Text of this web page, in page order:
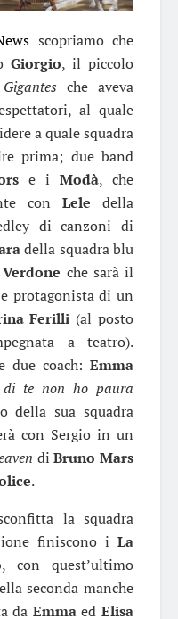
scopriamo che
Giorgio, il piccolo
che aveva
al quale
a quale squadra
prima; due band
e i Modà, che
con Lele della
di canzoni di
della squadra blu
che sarà il
protagonista di un
Ferilli (al posto
a teatro).
due coach: Emma
te non ho paura
della sua squadra
con Sergio in un
diBruno Mars
.
la squadra
finiscono i La
, con quest’ultimo
seconda manche
da EmmaedElisa